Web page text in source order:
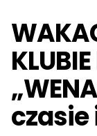
czasie